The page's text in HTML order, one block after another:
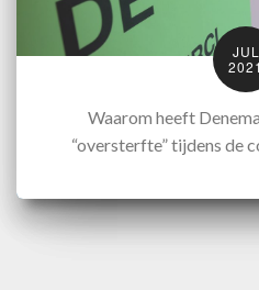
JUL
2021
Waarom heeft
“oversterfte” tijdens de